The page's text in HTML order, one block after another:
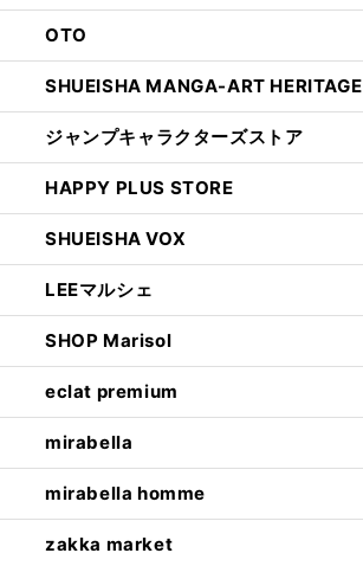
OTO
SHUEISHA MANGA-ART HERITAGE
ジャンプキャラクターズストア
HAPPY PLUS STORE
SHUEISHA VOX
LEEマルシェ
SHOP Marisol
eclat premium
mirabella
mirabella homme
zakka market